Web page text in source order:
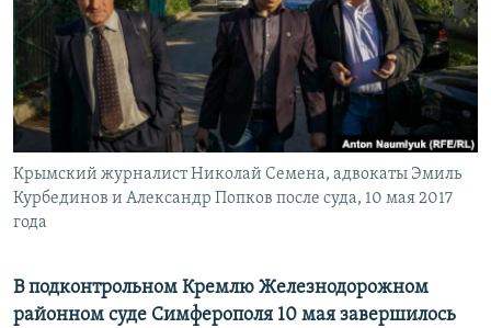
ПОБЕДИТЕЛЕЙ НЕ СУДЯТ?
КРЫМ.НЕПОКОРЕННЫЙ
ELIFBE
УКРАИНСКАЯ ПРОБЛЕМА КРЫМА
ПРИСОЕДИНЯЙТЕСЬ!
Все сайты RFE/RL
Крымский журналист Николай Семена, адвокаты Эмиль
Курбединов и Александр Попков после суда, 10 мая 2017
года
В подконтрольном Кремлю Железнодорожном
районном суде Симферополя 10 мая завершилось